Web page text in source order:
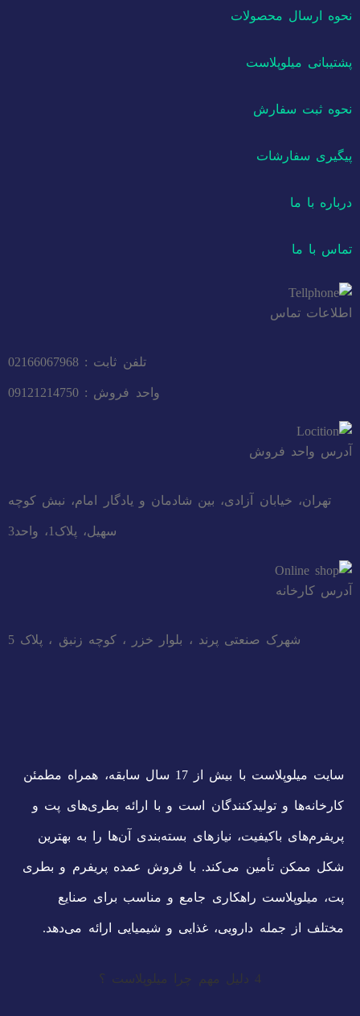
نحوه ارسال محصولات
پشتیبانی میلوپلاست
نحوه ثبت سفارش
پیگیری سفارشات
درباره با ما
تماس با ما
اطلاعات تماس
تلفن ثابت : 02166067968
واحد فروش : 09121214750
آدرس واحد فروش
تهران، خیابان آزادی، بین شادمان و یادگار امام، نبش کوچه
سهیل، پلاک1، واحد3
آدرس کارخانه
شهرک صنعتی پرند ، بلوار خزر ، کوچه زنبق ، پلاک 5
سایت میلوپلاست با بیش از 17 سال سابقه، همراه مطمئن
کارخانه‌ها و تولیدکنندگان است و با ارائه بطری‌های پت و
پریفرم‌های باکیفیت، نیازهای بسته‌بندی آن‌ها را به بهترین
شکل ممکن تأمین می‌کند. با فروش عمده پریفرم و بطری
پت، میلوپلاست راهکاری جامع و مناسب برای صنایع
مختلف از جمله دارویی، غذایی و شیمیایی ارائه می‌دهد.
4 دلیل مهم چرا میلوپلاست ؟